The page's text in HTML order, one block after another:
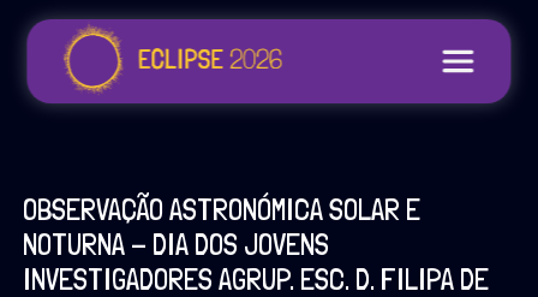
OBSERVAÇÃO ASTRONÓMICA SOLAR E
NOTURNA - DIA DOS JOVENS
INVESTIGADORES AGRUP. ESC. D. FILIPA DE